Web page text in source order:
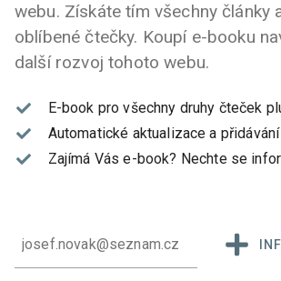
webu. Získáte tím všechny články
oblíbené čtečky. Koupí e-booku
další rozvoj tohoto webu.
E-book pro všechny druhy čteček
Automatické aktualizace a
Zajímá Vás e-book? Nechte se